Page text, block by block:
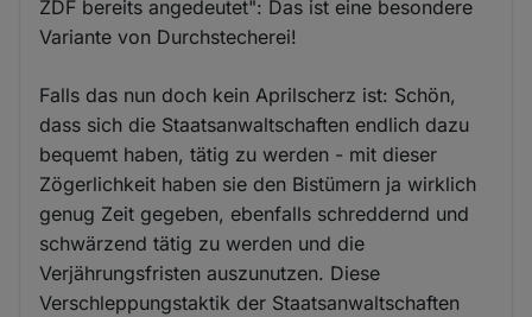
ZDF bereits angedeutet": Das ist eine besondere
Variante von Durchstecherei!
Falls das nun doch kein Aprilscherz ist: Schön,
dass sich die Staatsanwaltschaften endlich dazu
bequemt haben, tätig zu werden - mit dieser
Zögerlichkeit haben sie den Bistümern ja wirklich
genug Zeit gegeben, ebenfalls schreddernd und
schwärzend tätig zu werden und die
Verjährungsfristen auszunutzen. Diese
Verschleppungstaktik der Staatsanwaltschaften